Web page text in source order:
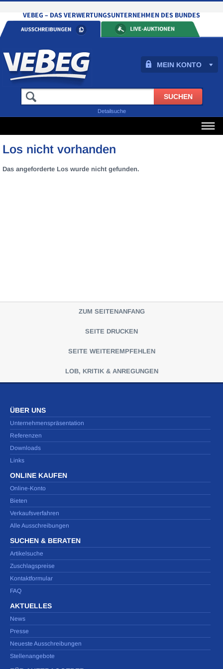
MEIN KONTO
Detailsuche
Los nicht vorhanden
Das angeforderte Los wurde nicht gefunden.
ZUM SEITENANFANG
SEITE DRUCKEN
SEITE WEITEREMPFEHLEN
LOB, KRITIK & ANREGUNGEN
ÜBER UNS
Unternehmenspräsentation
Referenzen
Downloads
Links
ONLINE KAUFEN
Online-Konto
Bieten
Verkaufsverfahren
Alle Ausschreibungen
SUCHEN & BERATEN
Artikelsuche
Zuschlagspreise
Kontaktformular
FAQ
AKTUELLES
News
Presse
Neueste Ausschreibungen
Stellenangebote